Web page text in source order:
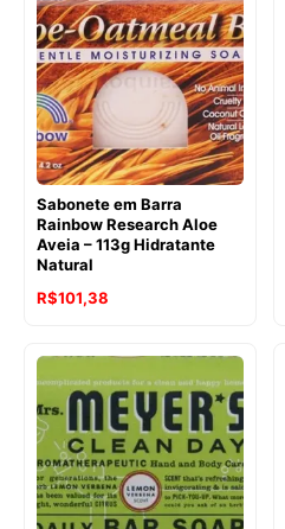
Sabonete em Barra
Rainbow Research Aloe
Aveia – 113g Hidratante
Natural
R$101,38